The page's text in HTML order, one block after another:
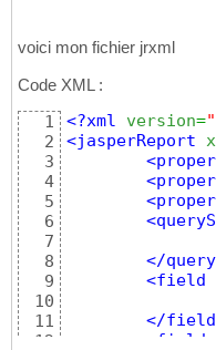
15
17
18
28
29
public String
voici mon fichier jrxml
Code XML :
1
2
3
4
5
6
7
8
9
10
11
12
<?xml version=
<jasperReport
</
<field
</field
<field